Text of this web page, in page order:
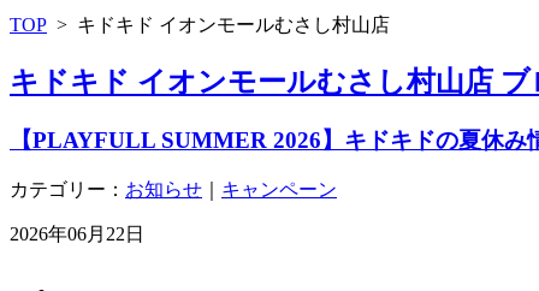
TOP > キドキド イオンモールむさし村山店
キドキド イオンモールむさし村山店 ブ
【PLAYFULL SUMMER 2026】キドキドの夏休み
カテゴリー： お知らせ キャンペーン
2026年06月22日